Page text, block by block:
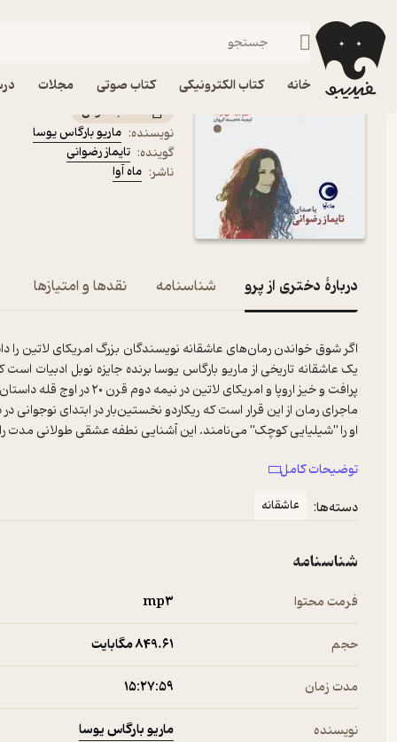
خانه کتاب الکترونیکی کتاب صوتی مجلات
فیدیبو کتاب صوتی
کتاب صوتی دختری از
کتاب صوتی
نویسنده: ماریو بارگاس یوسا
گوینده: تایماز رضوانی
ناشر: ماه آوا
دربارۀ دختری از پرو شناسنامه نقدها و امتیازها
اگر شوق خواندن رمان‌های عاشقانه نویسندگان بزرگ امریکای لاتین را
یک عاشقانه تاریخی از ماریو بارگاس یوسا برنده جایزه نوبل
او را "شیلیایی کوچک" می‌نامند. این آشنایی نطفه عشقی طولانی مدت را
دختر سفر می‌کند نمی‌داند این دختر اغواگر در کوبای زمان فیدل
این کتاب هدیه‌ای غیرمنتظره به دوستداران آثار یوساست و از جهت
از ماریو بارگاس یوسا چندین کتاب در ایران ترجمه شده است. این رمان
توضیحات کامل
دسته‌ها:
عاشقانه
شناسنامه
فرمت محتوا mp۳
حجم 849.۶۱ مگابایت
مدت زمان ۱۵:۲۷:۵۹
نویسنده ماریو بارگاس یوسا